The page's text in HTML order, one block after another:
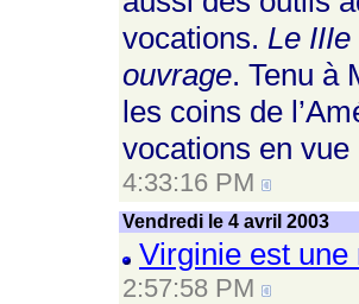
vocations. Le
ouvrage. Tenu à
les coins de
vocations en
4:33:16 PM
Vendredi le 4 avril 2003
Virginie est
2:57:58 PM